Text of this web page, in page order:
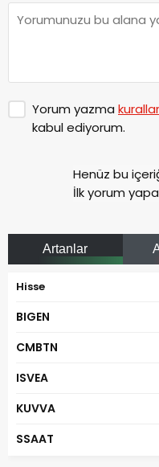
Yorum yazma
kabul ediyorum.
Henüz bu
İlk yorum
Artanlar
Hisse
BIGEN
CMBTN
ISVEA
KUVVA
SSAAT